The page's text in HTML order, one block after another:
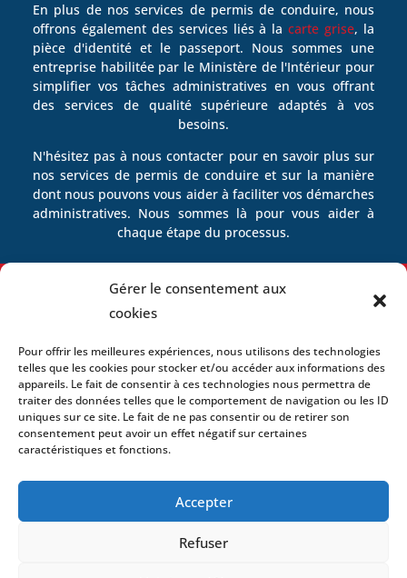
Gérer le consentement aux
cookies
Pour offrir les meilleures expériences, nous utilisons des technologies
telles que les cookies pour stocker et/ou accéder aux informations des
appareils. Le fait de consentir à ces technologies nous permettra de
traiter des données telles que le comportement de navigation ou les ID
uniques sur ce site. Le fait de ne pas consentir ou de retirer son
consentement peut avoir un effet négatif sur certaines
caractéristiques et fonctions.
Accepter
Refuser
En plus de nos services de permis de conduire, nous
offrons également des services liés à lacarte grise, la
pièce d'identité et le passeport. Nous sommes une
entreprise habilitée par le Ministère de l'Intérieur pour
simplifier vos tâches administratives en vous offrant
des services de qualité supérieure adaptés à vos
besoins.
N'hésitez pas à nous contacter pour en savoir plus sur
nos services de permis de conduire et sur la manière
dont nous pouvons vous aider à faciliter vos démarches
administratives. Nous sommes là pour vous aider à
chaque étape du processus.
Facilitez vos démarches avec nous
Contactez-Nous
Nous sommes toujours prêts à